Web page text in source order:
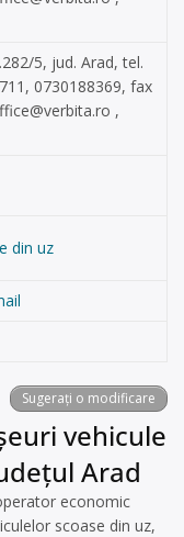
5, jud. Arad, tel.
0730188369, fax
,
din uz
Sugerați o modificare
vehicule
Arad
economic
scoase din uz,